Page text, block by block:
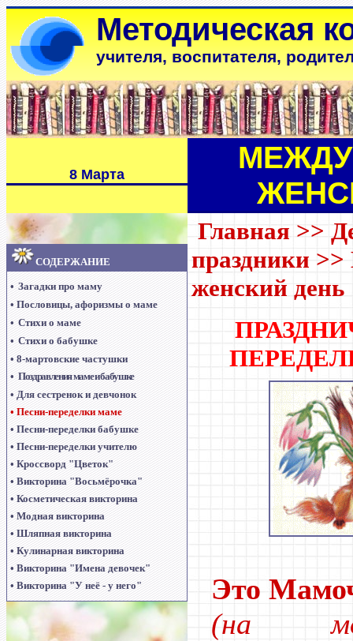
Методическая
учителя, воспитателя,
8 Марта
СОДЕРЖАНИЕ
• Загадки про маму
• Пословицы, афоризмы о маме
• Стихи о маме
• Стихи о бабушке
• 8-мартовские частушки
• Поздравления маме и бабушке
• Для сестренок и девчонок
• Песни-переделки маме
• Песни-переделки бабушке
• Песни-переделки учителю
• Кроссворд "Цветок"
• Викторина "Восьмёрочка"
• Косметическая викторина
• Модная викторина
• Шляпная викторина
• Кулинарная викторина
• Викторина "Имена девочек"
• Викторина "У неё - у него"
Главная >>
праздники >>
женский день
Это
(на